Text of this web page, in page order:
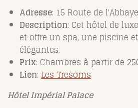
Adresse: 15 Route de
Description: Cet hôtel de
et offre un spa, une piscine
élégantes.
Prix: Chambres à partir de
Lien: LesTresoms
Hôtel Impérial Palace